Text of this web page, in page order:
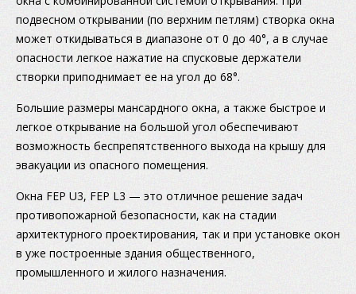
подвесном открывании (по верхним петлям) створка окна
может откидываться в диапазоне от 0 до 40°, а в случае
опасности легкое нажатие на спусковые держатели
створки приподнимает ее на угол до 68°.
Большие размеры мансардного окна, а также быстрое и
легкое открывание на большой угол обеспечивают
возможность беспрепятственного выхода на крышу для
эвакуации из опасного помещения.
Окна FEP U3, FEP L3 — это отличное решение задач
противопожарной безопасности, как на стадии
архитектурного проектирования, так и при установке окон
в уже построенные здания общественного,
промышленного и жилого назначения.